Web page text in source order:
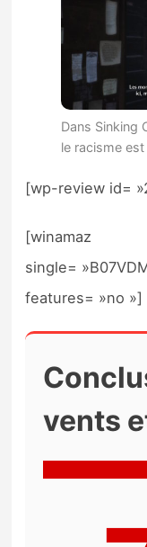
Dans Sinking
le racisme
[wp-review id=
[winamaz
single=
features= »no »]
vents